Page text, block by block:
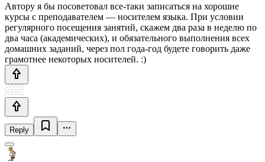
Автору я бы посоветовал все-таки записаться на хорошие
курсы с преподавателем — носителем языка. При условии
регулярного посещения занятий, скажем два раза в неделю по
два часа (академических), и обязательного выполнения всех
домашних заданий, через пол года-год будете говорить даже
грамотнее некоторых носителей. :)
Reply